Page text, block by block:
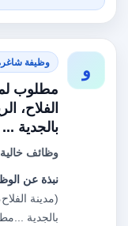
و وظيفة
مطلوب
الفلاح،
بالجدية ...
وظائف خالية
نبذة عن
(مدينة
بالجدية